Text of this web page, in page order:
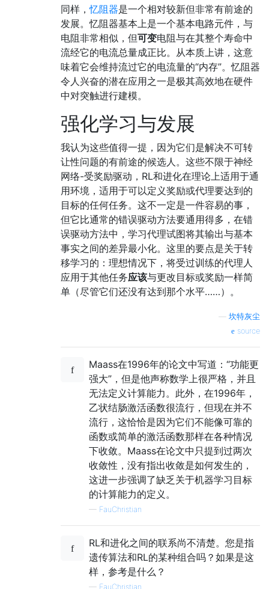
同样，忆阻器是一个相对较新但非常有前途的
发展。忆阻器基本上是一个基本电路元件，与
电阻非常相似，但可变电阻与在其整个寿命中
流经它的电流总量成正比。从本质上讲，这意
味着它会维持流过它的电流量的“内存”。忆阻器
令人兴奋的潜在应用之一是极其高效地在硬件
中对突触进行建模。
强化学习与发展
我认为这些值得一提，因为它们是解决不可转
让性问题的有前途的候选人。这些不限于神经
网络-受奖励驱动，RL和进化在理论上适用于通
用环境，适用于可以定义奖励或代理要达到的
目标的任何任务。这不一定是一件容易的事，
但它比通常的错误驱动方法要通用得多，在错
误驱动方法中，学习代理试图将其输出与基本
事实之间的差异最小化。这里的要点是关于转
移学习的：理想情况下，将受过训练的代理人
应用于其他任务应该与更改目标或奖励一样简
单（尽管它们还没有达到那个水平……）。
坎特灰尘
source
Maass在1996年的论文中写道：“功能更
强大”，但是他声称数学上很严格，并且
无法定义计算能力。此外，在1996年，
乙状结肠激活函数很流行，但现在并不
流行，这恰恰是因为它们不能像可靠的
函数或简单的激活函数那样在各种情况
下收敛。Maass在论文中只提到过两次
收敛性，没有指出收敛是如何发生的，
这进一步强调了缺乏关于机器学习目标
的计算能力的定义。
— FauChristian
RL和进化之间的联系尚不清楚。您是指
遗传算法和RL的某种组合吗？如果是这
样，参考是什么？
— FauChristian